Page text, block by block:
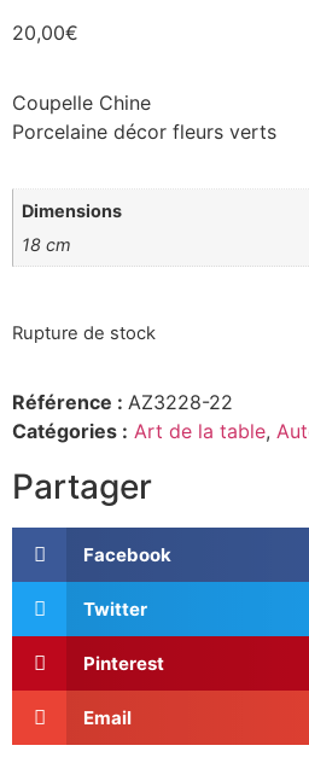
20,00€
Coupelle Chine
Porcelaine décor fleurs verts
Dimensions
18 cm
Rupture de stock
Référence : AZ3228-22
Catégories : Art de la table,
Partager
Facebook
Twitter
Pinterest
Email